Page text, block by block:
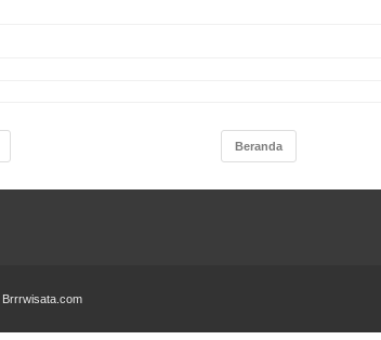
Beranda
Brrrwisata.com